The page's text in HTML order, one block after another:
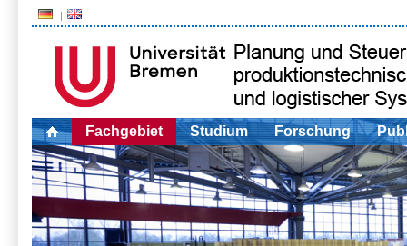
Fachgebiet Studium Forschung